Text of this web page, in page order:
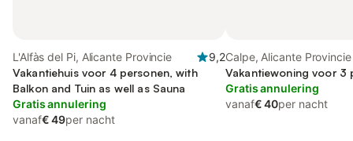
L'Alfàs del Pi, Alicante Provincie
9,2
Vakantiehuis voor 4 personen, with
Balkon and Tuin as well as Sauna
Gratis annulering
vanaf€ 49per nacht
Calpe, Alicante Provincie
Vakantiewoning voor 3
Gratis annulering
vanaf€ 40per nacht